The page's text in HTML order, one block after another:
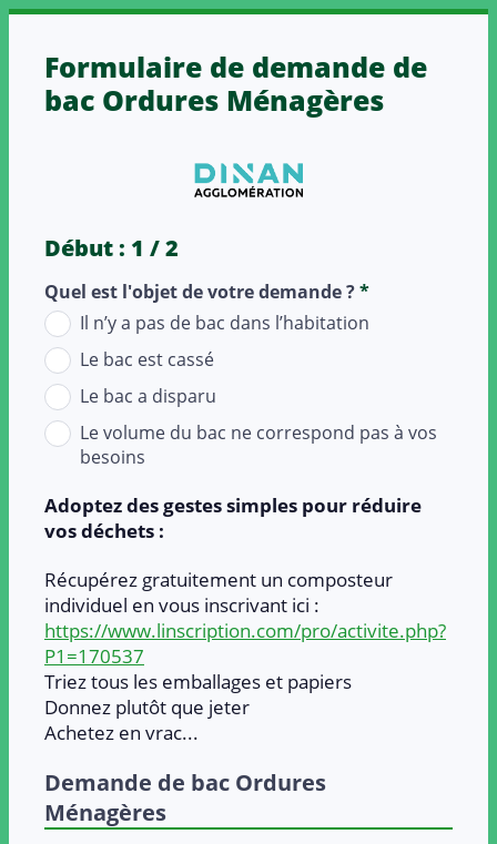
contenu
principal
DAQUEST
Un lieu sûr
pour vos
questionnaires,
du RGPD.
Formulaire de demande de
bac Ordures Ménagères
Début : 1 / 2
Quel est l'objet de votre demande ?*
Il n’y a pas de bac dans l’habitation
Le bac est cassé
Le bac a disparu
Le volume du bac ne correspond pas à vos
besoins
Adoptez des gestes simples pour réduire
vos déchets :
Récupérez gratuitement un composteur
individuel en vous inscrivant ici :
https://www.linscription.com/pro/activite.php?
P1=170537
Triez tous les emballages et papiers
Donnez plutôt que jeter
Achetez en vrac...
Demande de bac Ordures
Ménagères